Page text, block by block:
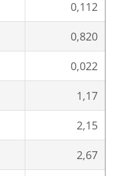
0,112
0,820
0,022
1,17
2,15
2,67